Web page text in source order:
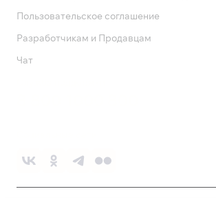
Пользовательское соглашение
Разработчикам и Продавцам
Чат